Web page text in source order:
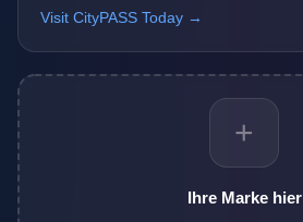
Visit CityPASS Today →
+
Ihre Marke hier